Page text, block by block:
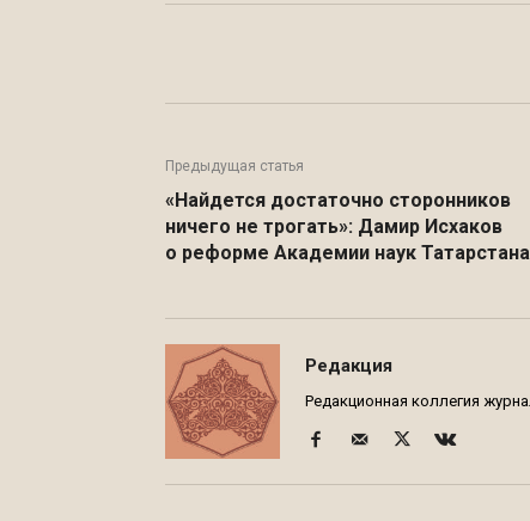
Предыдущая статья
«Найдется достаточно сторонников
ничего не трогать»: Дамир Исхаков
о реформе Академии наук Татарстана
Редакция
Редакционная коллегия